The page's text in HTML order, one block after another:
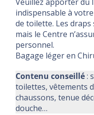
indispensable à
de toilette. Les
mais le Centre
personnel.
Bagage léger en
Contenu conseillé:
toilettes, vêtements
chaussons, tenue
douche…